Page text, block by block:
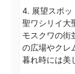
4. 展望スポッ
聖ワシリイ大
モスクワの街
の広場やクレ
暮れ時には美